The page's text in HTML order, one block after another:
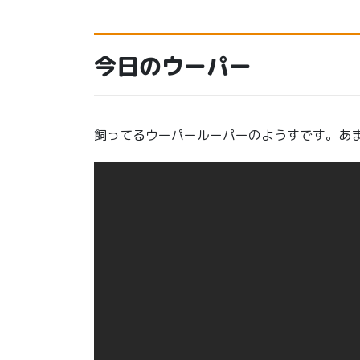
今日のウーパー
飼ってるウーパールーパーのようすです。あ